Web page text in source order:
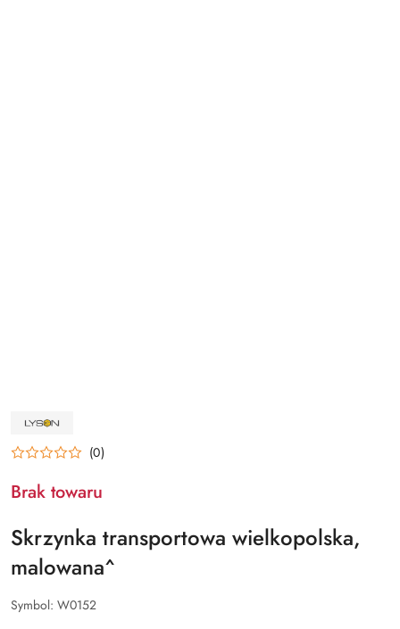
NAZWA
PRODUCENTA:
ŁYSOŃ
(0)
Brak towaru
Skrzynka transportowa wielkopolska,
malowana^
Symbol: W0152